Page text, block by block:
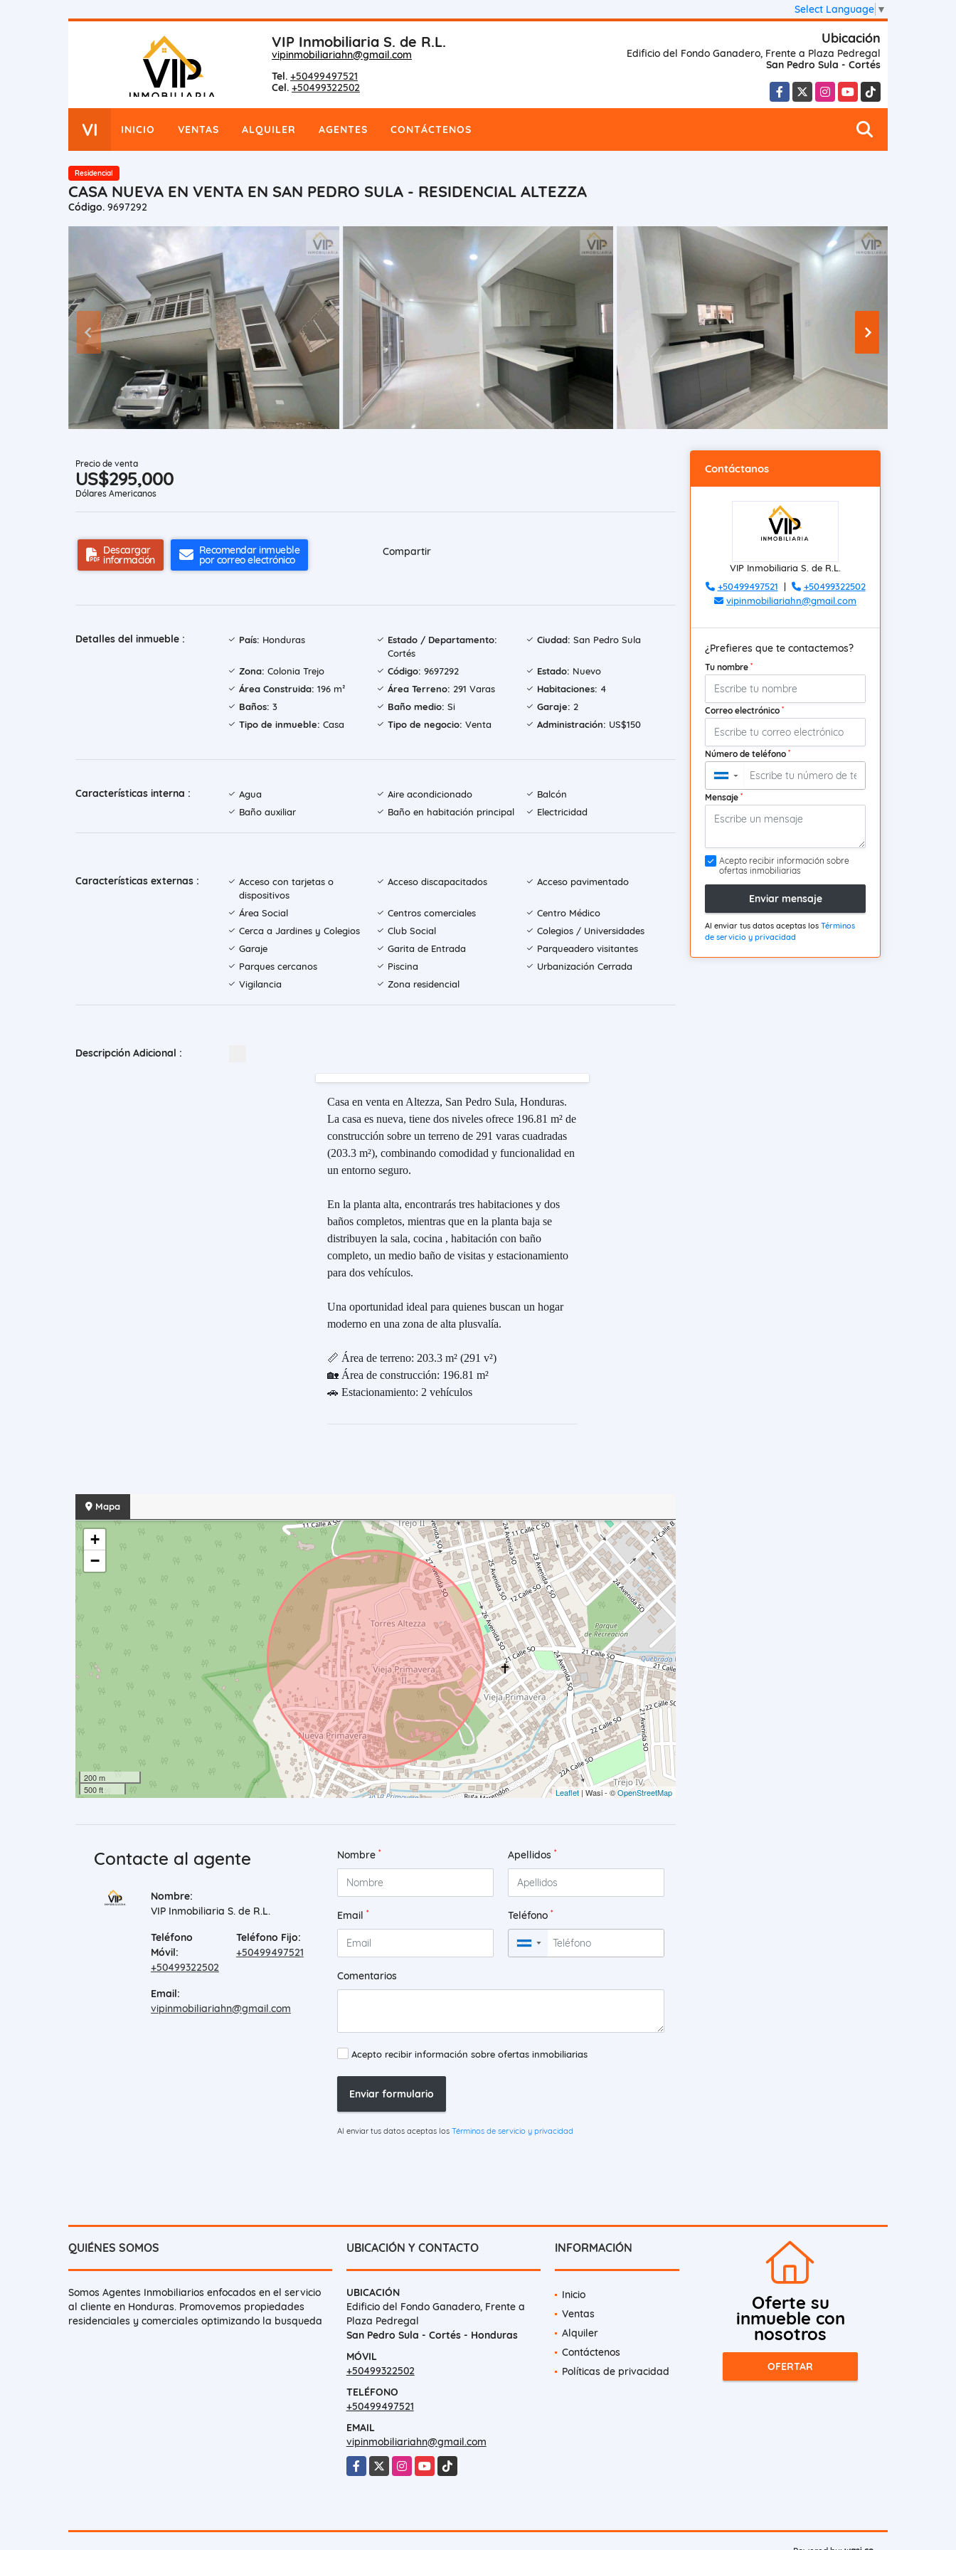
Select Language ▼
VIP Inmobiliaria S. de R.L.
vipinmobiliariahn@gmail.com
Tel. +50499497521
Cel. +50499322502
Ubicación
Edificio del Fondo Ganadero, Frente a Plaza Pedregal
San Pedro Sula - Cortés
Facebook
X InstagramYouTubeTikTok
VI INICIO VENTAS ALQUILER AGENTES CONTÁCTENOS
Residencial
CASA NUEVA EN VENTA EN SAN PEDRO SULA - RESIDENCIAL ALTEZZA
Código. 9697292
Precio de venta
US$295,000
Dólares Americanos
Descargar
información
Recomendar inmueble
por correo electrónico
Compartir
Detalles del inmueble : País: Honduras
Estado / Departamento:
Cortés
Ciudad: San Pedro Sula
Zona: Colonia Trejo Código: 9697292 Estado: Nuevo
Área Construida: 196 m² Área Terreno: 291 Varas Habitaciones: 4
Baños: 3 Baño medio: Si Garaje: 2
Tipo de inmueble: Casa Tipo de negocio: Venta Administración: US$150
Características interna : Agua Aire acondicionado
Balcón
Baño auxiliar
Baño en habitación principal Electricidad
Características externas :
Acceso con tarjetas o
dispositivos
Acceso discapacitados Acceso pavimentado
Área Social Centros comerciales
Centro Médico
Cerca a Jardines y Colegios
Club Social
Colegios / Universidades
Garaje
Garita de Entrada
Parqueadero visitantes
Parques cercanos
Piscina
Urbanización Cerrada
Vigilancia
Zona residencial
Descripción Adicional :
Casa en venta en Altezza, San Pedro Sula, Honduras.
La casa es nueva, tiene dos niveles ofrece 196.81 m² de
construcción sobre un terreno de 291 varas cuadradas
(203.3 m²), combinando comodidad y funcionalidad en
un entorno seguro.
En la planta alta, encontrarás tres habitaciones y dos
baños completos, mientras que en la planta baja se
distribuyen la sala, cocina , habitación con baño
completo, un medio baño de visitas y estacionamiento
para dos vehículos.
Una oportunidad ideal para quienes buscan un hogar
moderno en una zona de alta plusvalía.
📏 Área de terreno: 203.3 m² (291 v²)
🏡 Área de construcción: 196.81 m²
🚗 Estacionamiento: 2 vehículos
Mapa
+
−
200 m
500 ft
Leaflet | Wasi - ©OpenStreetMap
Contacte al agente
Nombre:
VIP Inmobiliaria S. de R.L.
Teléfono
Móvil:
+50499322502
Teléfono Fijo:
+50499497521
Email:
vipinmobiliariahn@gmail.com
Nombre * Apellidos *
Email * Teléfono *
▼
Comentarios
Acepto recibir información sobre ofertas inmobiliarias
Enviar formulario
Al enviar tus datos aceptas los Términos de servicio y privacidad
Contáctanos
VIP Inmobiliaria S. de R.L.
+50499497521 |
+50499322502
vipinmobiliariahn@gmail.com
¿Prefieres que te contactemos?
Tu nombre *
Correo electrónico *
Número de teléfono *
▼
Mensaje *
Acepto recibir información sobre
ofertas inmobiliarias
Enviar mensaje
Al enviar tus datos aceptas los Términos
de servicio y privacidad
QUIÉNES SOMOS
Somos Agentes Inmobiliarios enfocados en el servicio
al cliente en Honduras. Promovemos propiedades
residenciales y comerciales optimizando la busqueda
UBICACIÓN Y CONTACTO
UBICACIÓN
Edificio del Fondo Ganadero, Frente a
Plaza Pedregal
San Pedro Sula - Cortés - Honduras
MÓVIL
+50499322502
TELÉFONO
+50499497521
EMAIL
vipinmobiliariahn@gmail.com
Facebook
X InstagramYouTubeTikTok
INFORMACIÓN
Inicio
Ventas
Alquiler
Contáctenos
Políticas de privacidad
Oferte su
inmueble con
nosotros
OFERTAR